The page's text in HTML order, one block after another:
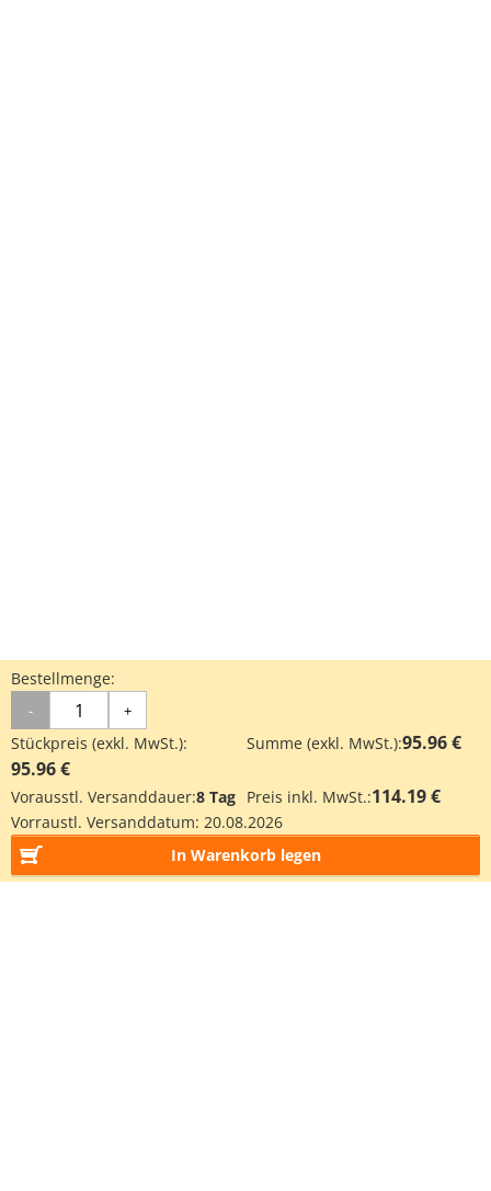
Bestellmenge:
- +
Stückpreis (exkl. MwSt.):
95.96 €
Summe (exkl. MwSt.):95.96 €
Vorausstl. Versanddauer:8 Tag Preis inkl. MwSt.:114.19 €
Vorraustl. Versanddatum: 20.08.2026
In Warenkorb legen